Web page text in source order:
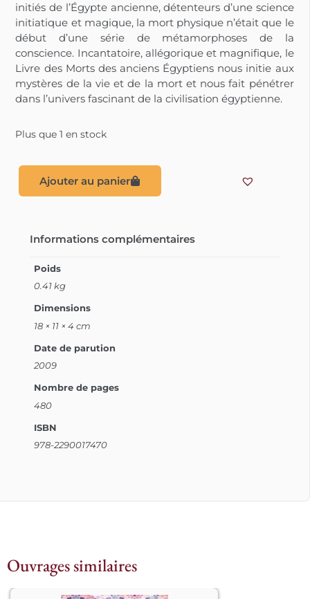
initiés de l’Égypte ancienne, détenteurs d’une science
initiatique et magique, la mort physique n’était que le
début d’une série de métamorphoses de la
conscience. Incantatoire, allégorique et magnifique, le
Livre des Morts des anciens Égyptiens nous initie aux
mystères de la vie et de la mort et nous fait pénétrer
dans l’univers fascinant de la civilisation égyptienne.
Plus que 1 en stock
Ajouter au panier
Informations complémentaires
Poids
0.41 kg
Dimensions
18 × 11 × 4 cm
Date de parution
2009
Nombre de pages
480
ISBN
978-2290017470
Ouvrages similaires